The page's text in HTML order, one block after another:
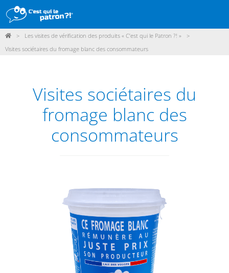
DÉMARCHE
POINTS DE VENTE
PARTICIPER
ACTUALITÉS
> Les visites de vérification des produits « C’est qui le Patron ?! »
>
Visites sociétaires du fromage blanc des consommateurs
Visites sociétaires du
fromage blanc des
consommateurs